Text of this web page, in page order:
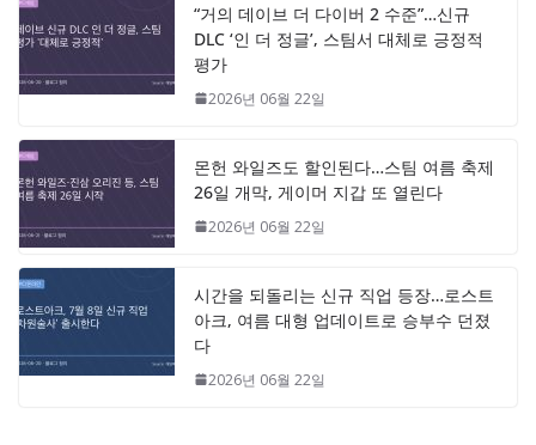
“거의 데이브 더 다이버 2 수준”…신규
DLC ‘인 더 정글’, 스팀서 대체로 긍정적
평가
2026년 06월 22일
몬헌 와일즈도 할인된다…스팀 여름 축제
26일 개막, 게이머 지갑 또 열린다
2026년 06월 22일
시간을 되돌리는 신규 직업 등장…로스트
아크, 여름 대형 업데이트로 승부수 던졌
다
2026년 06월 22일